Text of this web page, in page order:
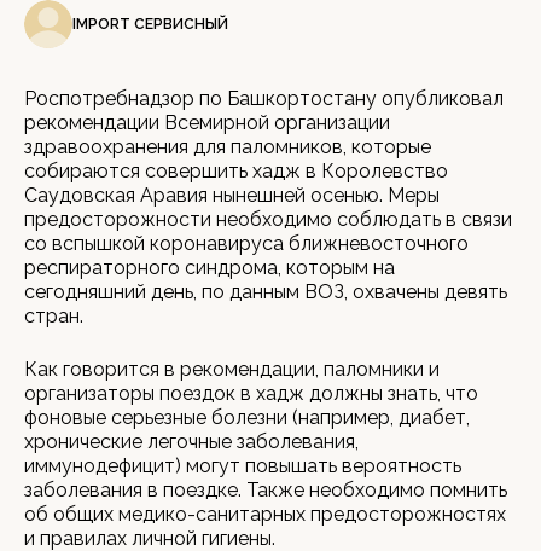
IMPORT СЕРВИСНЫЙ
Роспотребнадзор по Башкортостану опубликовал
рекомендации Всемирной организации
здравоохранения для паломников, которые
собираются совершить хадж в Королевство
Саудовская Аравия нынешней осенью. Меры
предосторожности необходимо соблюдать в связи
со вспышкой коронавируса ближневосточного
респираторного синдрома, которым на
сегодняшний день, по данным ВОЗ, охвачены девять
стран.
Как говорится в рекомендации, паломники и
организаторы поездок в хадж должны знать, что
фоновые серьезные болезни (например, диабет,
хронические легочные заболевания,
иммунодефицит) могут повышать вероятность
заболевания в поездке. Также необходимо помнить
об общих медико-санитарных предосторожностях
и правилах личной гигиены.